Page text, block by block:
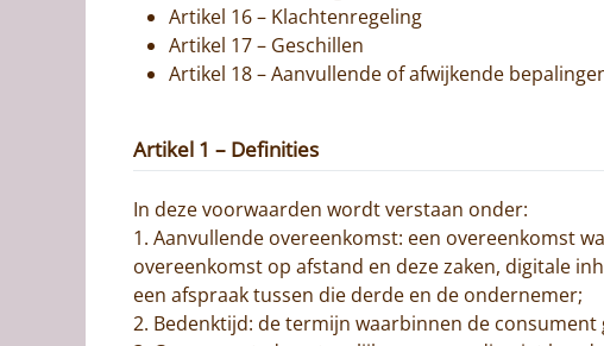
Artikel 16 – Klachtenregeling
Artikel 17 – Geschillen
Artikel 18 – Aanvullende of afwijkende
Artikel 1 – Definities
In deze voorwaarden wordt verstaan onder:
1. Aanvullende overeenkomst: een overeenkomst
overeenkomst op afstand en deze zaken, digitale
een afspraak tussen die derde en de ondernemer;
2. Bedenktijd: de termijn waarbinnen de